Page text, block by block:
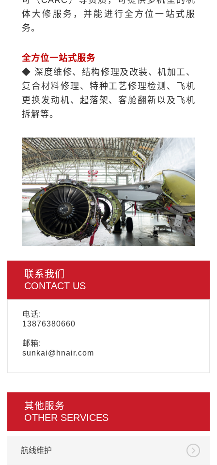
务。
全方位一站式服务
◆ 深度维修、 结构修理及改装
拆解等。
联系我们
CONTACT US
电话:
13876380660
邮箱:
sunkai@hnair.com
其他服务
OTHER SERVICES
航线维护